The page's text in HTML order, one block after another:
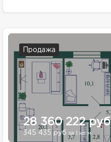
Продажа
28 360 222 руб
345 435 руб за 1 кв.м.